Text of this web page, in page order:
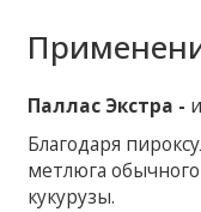
Паллас Экстра -
Благодаря
метлюга
кукурузы.